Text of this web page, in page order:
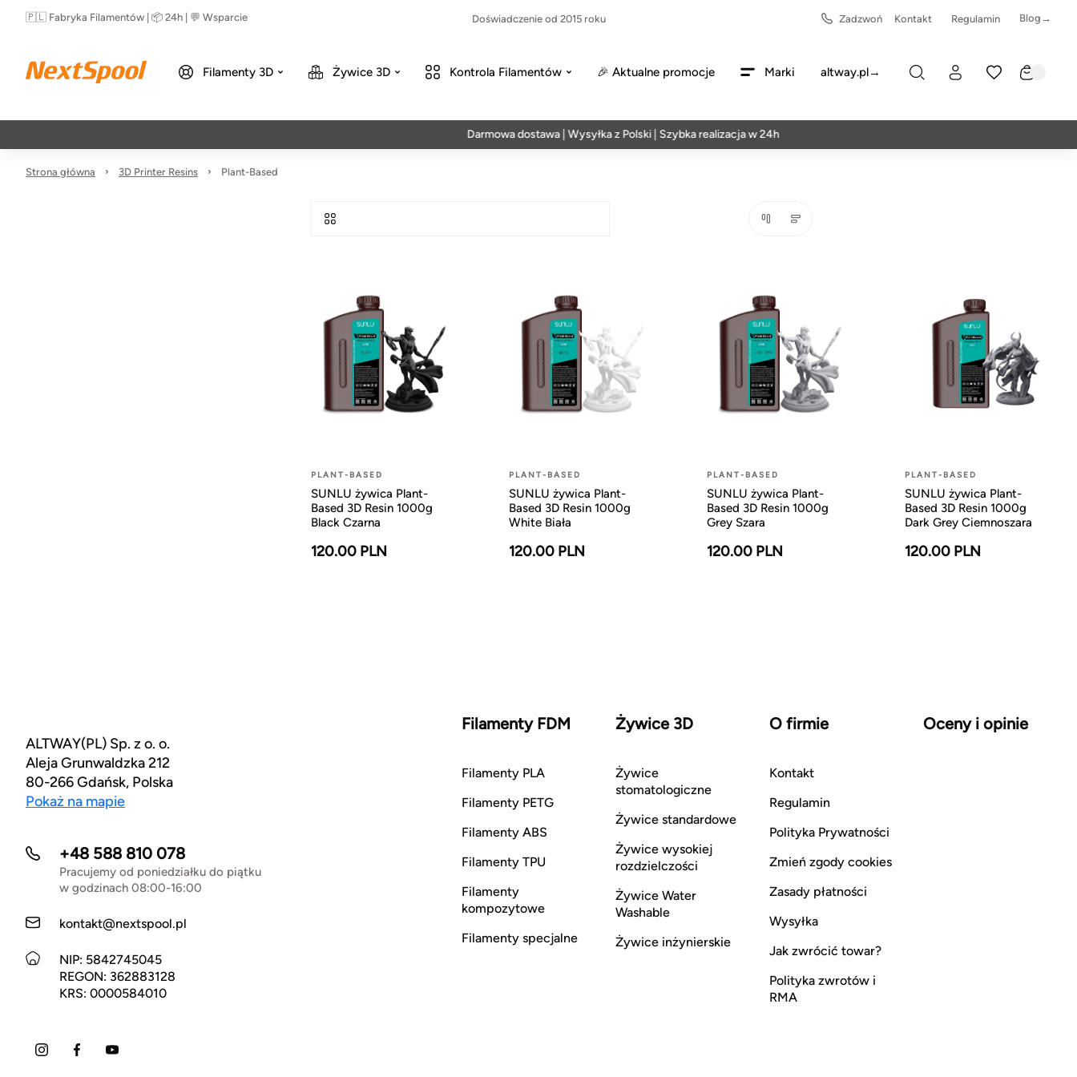
🇵🇱 Fabryka Filamentów | 📦 24h | 💬 Wsparcie Doświadczenie od 2015 roku Zadzwoń Kontakt Regulamin Blog→
Filamenty 3D Żywice 3D Kontrola Filamentów 🎉 Aktualne promocje Marki altway.pl→
Darmowa dostawa | Wysyłka z Polski | Szybka realizacja w 24h
Strona główna 3D Printer Resins Plant-Based
PLANT-BASED
SUNLU żywica Plant-
Based 3D Resin 1000g
Black Czarna
120.00 PLN
PLANT-BASED
SUNLU żywica Plant-
Based 3D Resin 1000g
White Biała
120.00 PLN
PLANT-BASED
SUNLU żywica Plant-
Based 3D Resin 1000g
Grey Szara
120.00 PLN
PLANT-BASED
SUNLU żywica Plant-
Based 3D Resin 1000g
Dark Grey Ciemnoszara
120.00 PLN
ALTWAY(PL) Sp. z o. o.
Aleja Grunwaldzka 212
80-266 Gdańsk, Polska
Pokaż na mapie
+48 588 810 078
Pracujemy od poniedziałku do piątku
w godzinach 08:00-16:00
kontakt@nextspool.pl
NIP: 5842745045
REGON: 362883128
KRS: 0000584010
Filamenty FDM
Filamenty PLA
Filamenty PETG
Filamenty ABS
Filamenty TPU
Filamenty
kompozytowe
Filamenty specjalne
Żywice 3D
Żywice
stomatologiczne
Żywice standardowe
Żywice wysokiej
rozdzielczości
Żywice Water
Washable
Żywice inżynierskie
O firmie
Kontakt
Regulamin
Polityka Prywatności
Zmień zgody cookies
Zasady płatności
Wysyłka
Jak zwrócić towar?
Polityka zwrotów i
RMA
Oceny i opinie